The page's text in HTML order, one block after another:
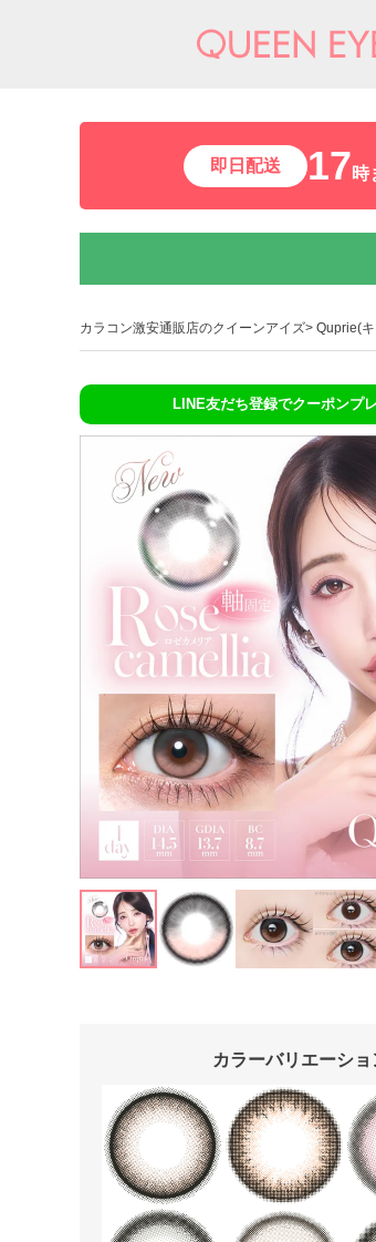
即日配送 17時
カラコン激安通販店のクイーンアイズ Quprie(
LINE友だち登録でクーポンプ
カラーバリエーショ